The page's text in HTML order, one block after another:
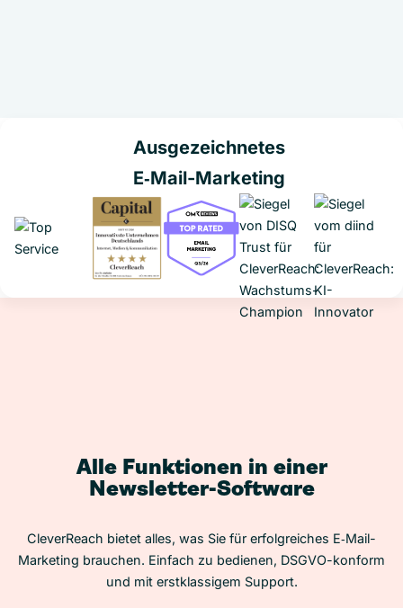
Ausgezeichnetes
E‑Mail-Marketing
Alle Funktionen in einer
Newsletter-Software
CleverReach bietet alles, was Sie für erfolgreiches E‑Mail-
Marketing brauchen. Einfach zu bedienen, DSGVO-konform
und mit erstklassigem Support.